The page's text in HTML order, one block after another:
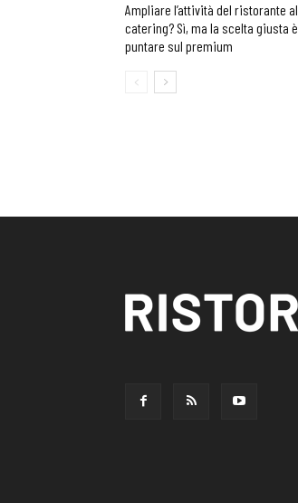
Ampliare l’attività del ristorante al
catering? Sì, ma la scelta giusta è
puntare sul premium